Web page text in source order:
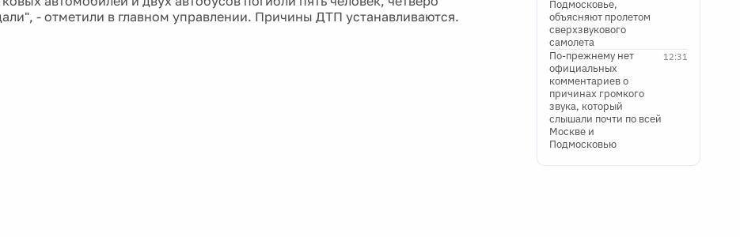
- отметили в главном управлении. Причины ДТП устанавливаются.
Подмосковье,
объясняют пролетом
сверхзвукового
самолета
12:31
По-прежнему нет
официальных
комментариев о
причинах громкого
звука, который
слышали почти по всей
Москве и
Подмосковью